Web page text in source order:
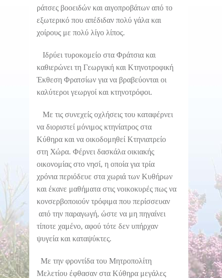
ράτσες βοοειδών και αιγοπροβάτων από το
εξωτερικό που απέδιδαν πολύ γάλα και
χοίρους με πολύ λίγο λίπος.
Ιδρύει τυροκομείο στα Φράτσια και
καθιερώνει τη Γεωργική και Κτηνοτροφική
Έκθεση Φρατσίων για να βραβεύονται οι
καλύτεροι γεωργοί και κτηνοτρόφοι.
Με τις συνεχείς οχλήσεις του καταφέρνει
να διοριστεί μόνιμος κτηνίατρος στα
Κύθηρα και να οικοδομηθεί Κτηνιατρείο
στη Χώρα. Φέρνει δασκάλα οικιακής
οικονομίας στο νησί, η οποία για τρία
χρόνια περιόδευε στα χωριά των Κυθήρων
και έκανε μαθήματα στις νοικοκυρές πως να
κονσερβοποιούν τρόφιμα που περίσσευαν
από την παραγωγή, ώστε να μη πηγαίνει
τίποτε χαμένο, αφού τότε δεν υπήρχαν
ψυγεία και καταψύκτες.
Με την φροντίδα του Μητροπολίτη
Μελετίου έφθασαν στα Κύθηρα μεγάλες